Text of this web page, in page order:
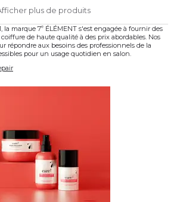
plus de produits
la marque 7e ÉLÉMENT s'est engagée à fournir des
de haute qualité à des prix abordables. Nos
répondre aux besoins des professionnels de la
pour un usage quotidien en salon.